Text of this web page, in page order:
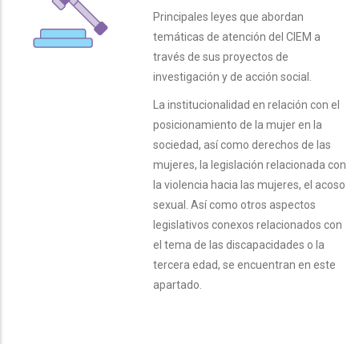
Principales leyes que abordan
temáticas de atención del CIEM a
través de sus proyectos de
investigación y de acción social.
La institucionalidad en relación con el
posicionamiento de la mujer en la
sociedad, así como derechos de las
mujeres, la legislación relacionada con
la violencia hacia las mujeres, el acoso
sexual. Así como otros aspectos
legislativos conexos relacionados con
el tema de las discapacidades o la
tercera edad, se encuentran en este
apartado.